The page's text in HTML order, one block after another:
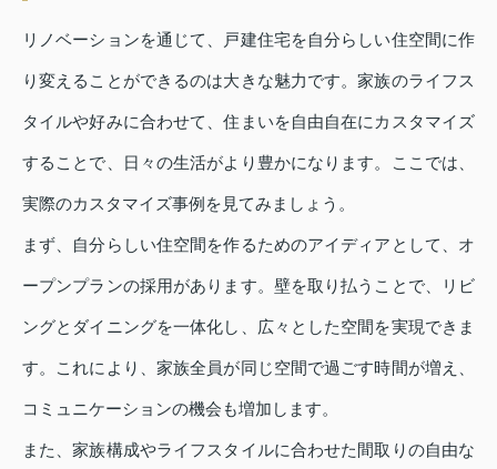
リノベーションを通じて、戸建住宅を自分らしい住空間に作
り変えることができるのは大きな魅力です。家族のライフス
タイルや好みに合わせて、住まいを自由自在にカスタマイズ
することで、日々の生活がより豊かになります。ここでは、
実際のカスタマイズ事例を見てみましょう。
まず、自分らしい住空間を作るためのアイディアとして、オ
ープンプランの採用があります。壁を取り払うことで、リビ
ングとダイニングを一体化し、広々とした空間を実現できま
す。これにより、家族全員が同じ空間で過ごす時間が増え、
コミュニケーションの機会も増加します。
また、家族構成やライフスタイルに合わせた間取りの自由な